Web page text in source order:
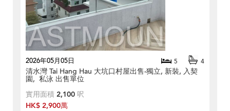
2026年05月05日 5 4
清水灣 Tai Hang Hau 大坑口村屋出售-獨立, 新裝, 入契
園, 私泳 出售單位
實用面積 2,100 呎
HK$ 2,900萬